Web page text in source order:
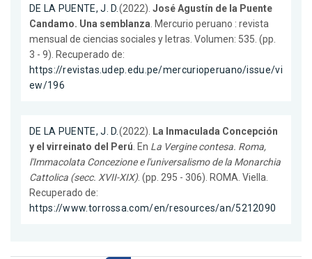
DE LA PUENTE, J. D.(2022). José Agustín de la Puente
Candamo. Una semblanza. Mercurio peruano : revista
mensual de ciencias sociales y letras. Volumen: 535. (pp.
3 - 9). Recuperado de:
https://revistas.udep.edu.pe/mercurioperuano/issue/vi
ew/196
DE LA PUENTE, J. D.(2022). La Inmaculada Concepción
y el virreinato del Perú. En La Vergine contesa. Roma,
l'Immacolata Concezione e l'universalismo de la Monarchia
Cattolica (secc. XVII-XIX). (pp. 295 - 306). ROMA. Viella.
Recuperado de:
https://www.torrossa.com/en/resources/an/5212090